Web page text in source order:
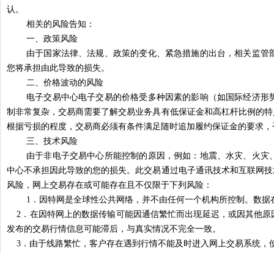
认。
相关的风险告知：
一、政策风险
由于国家法律、法规、政策的变化、紧急措施的出台，相关监
您将承担由此导致的损失。
二、价格波动的风险
电子交易中心电子交易的价格受多种因素的影响（如国际经济
制非常复杂，交易商需要了解交易业务具有低保证金和高杠杆比例的
根据亏损的程度，交易商必须有条件满足随时追加履约保证金的要求
三、技术风险
由于非电子交易中心所能控制的原因，例如：地震、水灾、火
中心不承担因此导致的您的损失。此交易通过电子通讯技术和互联网
风险，网上交易存在或可能存在且不仅限于下列风险：
1 ．因特网是全球性公共网络，并不由任何一个机构所控制。数
2 ．在因特网上的数据传输可能因通信繁忙而出现延迟，或因其他
发布的交易行情信息可能滞后，与真实情况不完全一致。
3 ．由于线路繁忙，客户存在遇到行情不能及时进入网上交易系统